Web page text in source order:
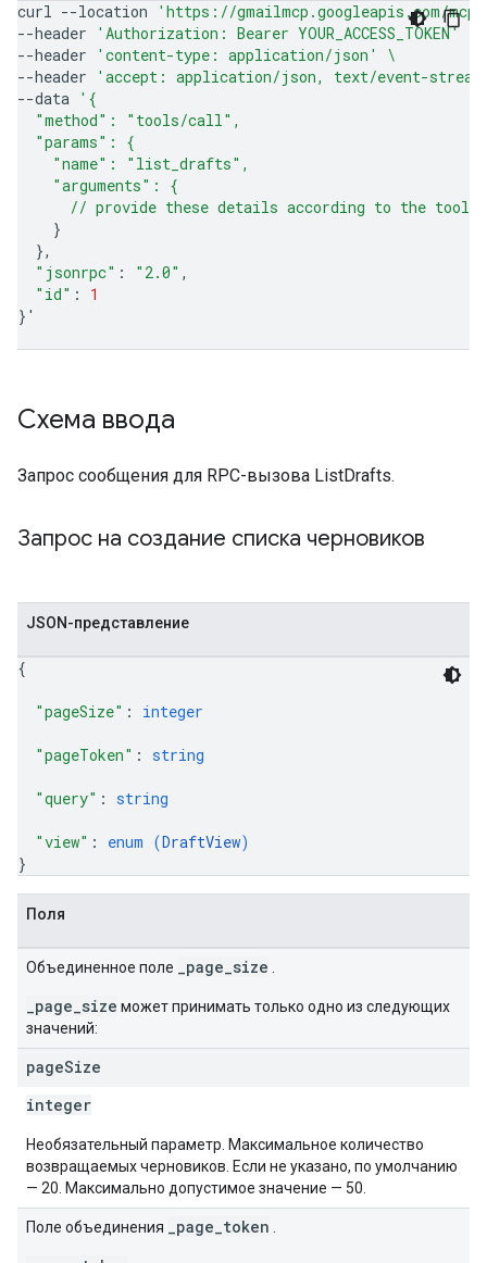
curl --location
'https://gmailmcp.googleapis.com/
--header
'Authorization: Bearer YOUR_ACCESS_TOKEN'
--header
'content-type: application/json'
\
--header
'accept: application/json, text/event-
--data '{
  "method": "tools/call",
  "params": {
    "name": "list_drafts",
    "arguments": {
      // provide these details according to the tool'
}
}
"jsonrpc" : "2.0"
"id" :
1
} '
Схема ввода
Запрос сообщения для RPC-вызова ListDrafts.
Запрос на создание списка черновиков
JSON-представление
{
"pageSize" : integer
"pageToken" : string
"query" : string
"view" : enum (DraftView)
}
Поля
Объединенное поле _page_size
_page_size может принимать только одно из следующих
значений:
pageSize
integer
Необязательный параметр. Максимальное количество
возвращаемых черновиков. Если не указано, по умолчанию
— 20. Максимально допустимое значение — 50.
Поле объединения _page_token